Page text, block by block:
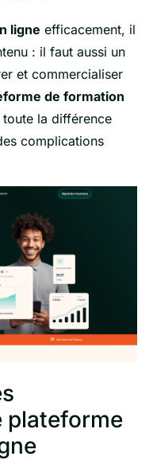
ligne efficacement, il
: il faut aussi un
et commercialiser
de formation
la différence
complications
plateforme